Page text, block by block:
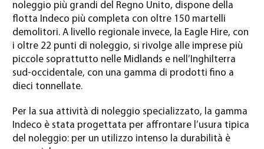
noleggio più grandi del Regno Unito, dispone della
flotta Indeco più completa con oltre 150 martelli
demolitori. A livello regionale invece, la Eagle Hire, con
i oltre 22 punti di noleggio, si rivolge alle imprese più
piccole soprattutto nelle Midlands e nell’Inghilterra
sud-occidentale, con una gamma di prodotti fino a
dieci tonnellate.
Per la sua attività di noleggio specializzato, la gamma
Indeco è stata progettata per affrontare l’usura tipica
del noleggio: per un utilizzo intenso la durabilità è